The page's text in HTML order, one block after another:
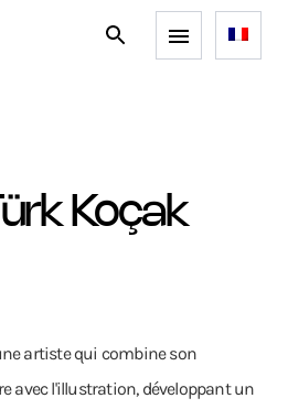
Koçak
artiste qui combine son
avec l'illustration, développant un